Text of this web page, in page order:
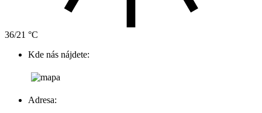
36/21 °C
Kde nás nájdete:
Adresa: